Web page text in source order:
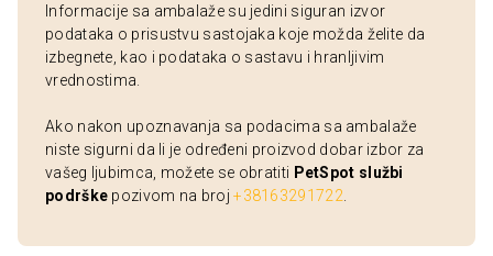
Informacije sa ambalaže su jedini siguran izvor
podataka o prisustvu sastojaka koje možda želite da
izbegnete, kao i podataka o sastavu i hranljivim
vrednostima.
Ako nakon upoznavanja sa podacima sa ambalaže
niste sigurni da li je određeni proizvod dobar izbor za
vašeg ljubimca, možete se obratiti PetSpot službi
podrške pozivom na broj+38163291722